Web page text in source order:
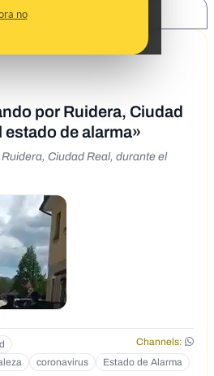
no
por Ruidera, Ciudad
estado de alarma»
Ciudad Real, durante el
Channels:
coronavirus Estado de Alarma